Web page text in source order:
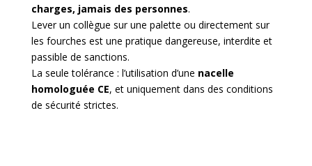
charges, jamais des personnes.
Lever un collègue sur une palette ou directement sur
les fourches est une pratique dangereuse, interdite et
passible de sanctions.
La seule tolérance : l’utilisation d’une nacelle
homologuée CE, et uniquement dans des conditions
de sécurité strictes.